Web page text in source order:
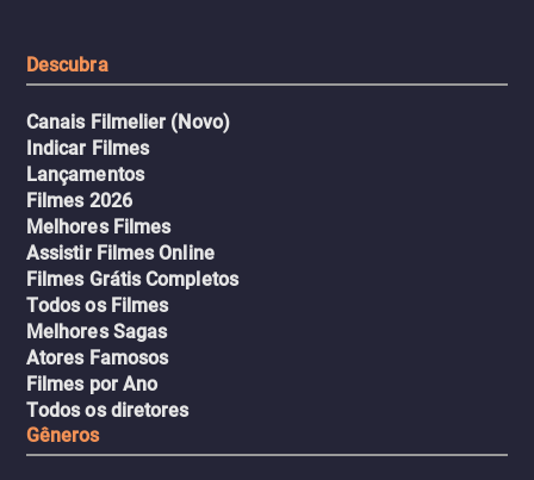
Descubra
Canais Filmelier (Novo)
Indicar Filmes
Lançamentos
Filmes 2026
Melhores Filmes
Assistir Filmes Online
Filmes Grátis Completos
Todos os Filmes
Melhores Sagas
Atores Famosos
Filmes por Ano
Todos os diretores
Gêneros